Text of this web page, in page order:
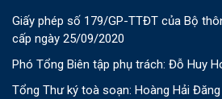
Giấy phép số 179/GP-TTĐT của Bộ
cấp ngày 25/09/2020
Phó Tổng Biên tập phụ trách: Đỗ Huy
Tổng Thư ký toà soạn: Hoàng Hải Đăng